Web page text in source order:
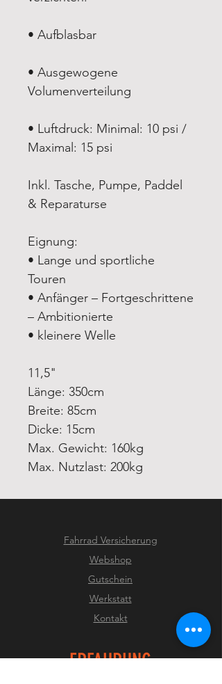
• Aufblasbar
• Ausgewogene
Volumenverteilung
• Luftdruck: Minimal: 10 psi /
Maximal: 15 psi
Inkl. Tasche, Pumpe, Paddel
& Reparaturse
Eignung:
• Lange und sportliche
Touren
• Anfänger – Fortgeschrittene
– Ambitionierte
• kleinere Welle
11,5"
Länge: 350cm
Breite: 85cm
Dicke: 15cm
Max. Gewicht: 160kg
Max. Nutzlast: 200kg
Fahrrad Versicherung
Webshop
Gutschein
Werkstatt
Kontakt
ERFAHRUNG